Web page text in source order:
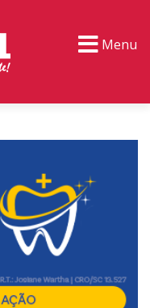
Menu